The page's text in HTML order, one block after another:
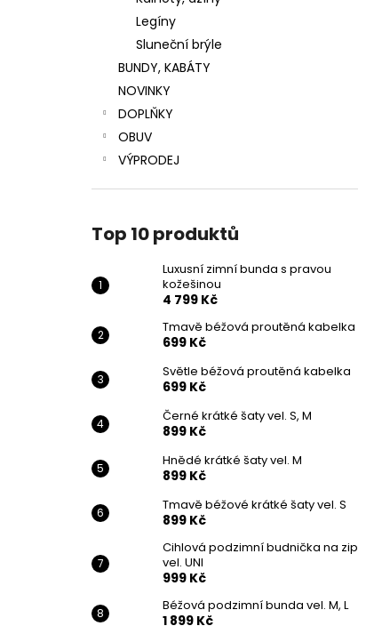
Legíny
Sluneční brýle
BUNDY, KABÁTY
NOVINKY
DOPLŇKY
OBUV
VÝPRODEJ
Top 10 produktů
Luxusní zimní bunda s pravou
kožešinou
4 799 Kč
Tmavě béžová proutěná kabelka
699 Kč
Světle béžová proutěná kabelka
699 Kč
Černé krátké šaty vel. S, M
899 Kč
Hnědé krátké šaty vel. M
899 Kč
Tmavě béžové krátké šaty vel. S
899 Kč
Cihlová podzimní budnička na zip
vel. UNI
999 Kč
Béžová podzimní bunda vel. M, L
1 899 Kč